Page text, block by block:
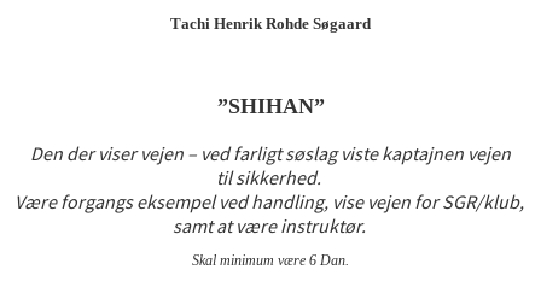
Tachi Henrik Rohde Søgaard
”SHIHAN”
Den der viser vejen – ved farligt søslag viste kaptajnen vejen
til sikkerhed.
Være forgangs eksempel ved handling, vise vejen for SGR/klub,
samt at være instruktør.
Skal minimum være 6 Dan.